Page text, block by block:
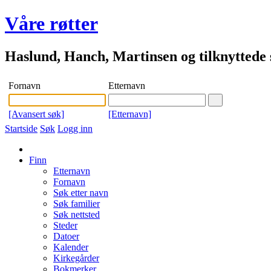
Våre røtter
Haslund, Hanch, Martinsen og tilknyttede
Fornavn Etternavn
[Avansert søk]
[Etternavn]
Startside Søk Logg inn
Finn
Etternavn
Fornavn
Søk etter navn
Søk familier
Søk nettsted
Steder
Datoer
Kalender
Kirkegårder
Bokmerker